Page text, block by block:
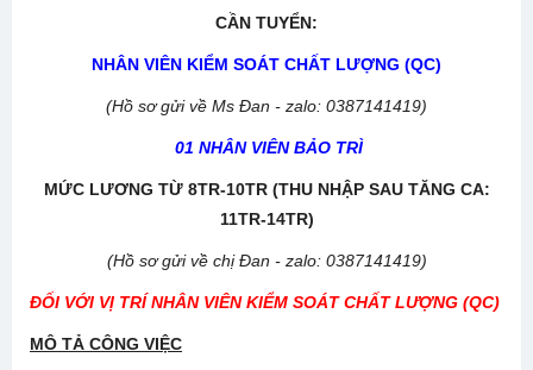
CẦN TUYỂN:
NHÂN VIÊN KIỂM SOÁT CHẤT LƯỢNG (QC)
(Hồ sơ gửi về Ms Đan - zalo: 0387141419)
01 NHÂN VIÊN BẢO TRÌ
MỨC LƯƠNG TỪ 8TR-10TR (THU NHẬP SAU TĂNG CA:
11TR-14TR)
(Hồ sơ gửi về chị Đan - zalo: 0387141419)
ĐỐI VỚI VỊ TRÍ NHÂN VIÊN KIỂM SOÁT CHẤT LƯỢNG (QC)
MÔ TẢ CÔNG VIỆC